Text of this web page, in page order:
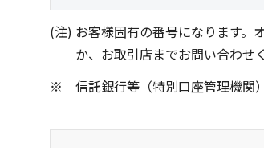
お客様固有の番号になります。
か、お取引店までお問い合わせ
信託銀行等（特別口座管理機関